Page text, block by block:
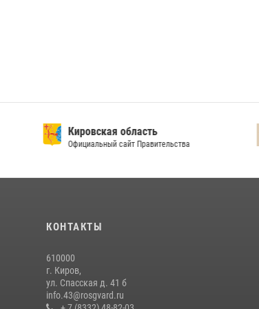
Кировская область
Официальный сайт Правительства
КОНТАКТЫ
610000
г. Киров,
ул. Спасская д. 41 б
info.43@rosgvard.ru